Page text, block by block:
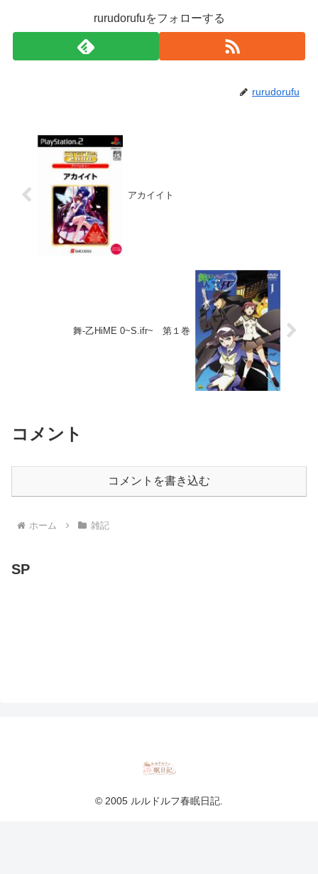
rurudorufuをフォローする
rurudorufu
アカイイト
舞-乙HiME 0~S.ifr~ 第１巻
コメント
コメントを書き込む
ホーム 雑記
SP
© 2005 ルルドルフ春眠日記.